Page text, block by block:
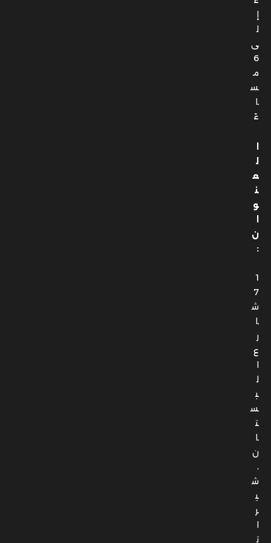
إ
ل
ى
6
م
س
ا
ءً
ل
ع
ن
و
ن
:
1
7
ش
ا
ر
ع
ا
ل
ب
س
ت
ا
ن
،
ش
ي
ر
ا
ت